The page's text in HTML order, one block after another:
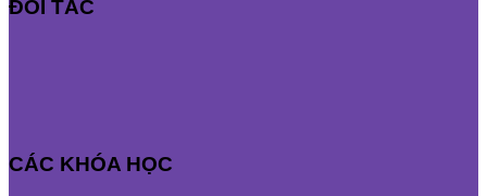
ĐỐI TÁC
CÁC KHÓA HỌC